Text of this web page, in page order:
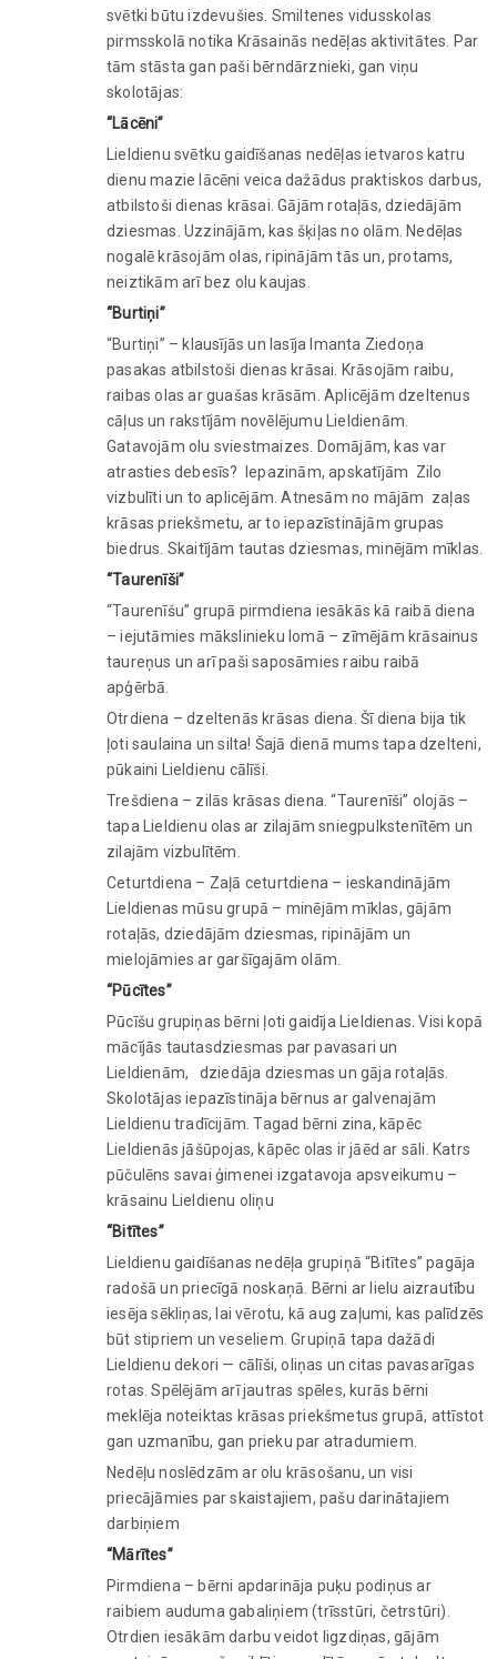
svētki būtu izdevušies. Smiltenes vidusskolas
pirmsskolā notika Krāsainās nedēļas aktivitātes. Par
tām stāsta gan paši bērndārznieki, gan viņu
skolotājas:
“Lācēni”
Lieldienu svētku gaidīšanas nedēļas ietvaros katru
dienu mazie lācēni veica dažādus praktiskos darbus,
atbilstoši dienas krāsai. Gājām rotaļās, dziedājām
dziesmas. Uzzinājām, kas šķiļas no olām. Nedēļas
nogalē krāsojām olas, ripinājām tās un, protams,
neiztikām arī bez olu kaujas.
“Burtiņi”
“Burtiņi” – klausījās un lasīja Imanta Ziedoņa
pasakas atbilstoši dienas krāsai. Krāsojām raibu,
raibas olas ar guašas krāsām. Aplicējām dzeltenus
cāļus un rakstījām novēlējumu Lieldienām.
Gatavojām olu sviestmaizes. Domājām, kas var
atrasties debesīs? Iepazinām, apskatījām Zilo
vizbulīti un to aplicējām. Atnesām no mājām zaļas
krāsas priekšmetu, ar to iepazīstinājām grupas
biedrus. Skaitījām tautas dziesmas, minējām mīklas.
“Taurenīši”
“Taurenīšu” grupā pirmdiena iesākās kā raibā diena
– iejutāmies mākslinieku lomā – zīmējām krāsainus
taureņus un arī paši saposāmies raibu raibā
apģērbā.
Otrdiena – dzeltenās krāsas diena. Šī diena bija tik
ļoti saulaina un silta! Šajā dienā mums tapa dzelteni,
pūkaini Lieldienu cālīši.
Trešdiena – zilās krāsas diena. “Taurenīši” olojās –
tapa Lieldienu olas ar zilajām sniegpulkstenītēm un
zilajām vizbulītēm.
Ceturtdiena – Zaļā ceturtdiena – ieskandinājām
Lieldienas mūsu grupā – minējām mīklas, gājām
rotaļās, dziedājām dziesmas, ripinājām un
mielojāmies ar garšīgajām olām.
“Pūcītes”
Pūcīšu grupiņas bērni ļoti gaidīja Lieldienas. Visi kopā
mācījās tautasdziesmas par pavasari un
Lieldienām, dziedāja dziesmas un gāja rotaļās.
Skolotājas iepazīstināja bērnus ar galvenajām
Lieldienu tradīcijām. Tagad bērni zina, kāpēc
Lieldienās jāšūpojas, kāpēc olas ir jāēd ar sāli. Katrs
pūčulēns savai ģimenei izgatavoja apsveikumu –
krāsainu Lieldienu oliņu
“Bitītes”
Lieldienu gaidīšanas nedēļa grupiņā “Bitītes” pagāja
radošā un priecīgā noskaņā. Bērni ar lielu aizrautību
iesēja sēkliņas, lai vērotu, kā aug zaļumi, kas palīdzēs
būt stipriem un veseliem. Grupiņā tapa dažādi
Lieldienu dekori — cālīši, oliņas un citas pavasarīgas
rotas. Spēlējām arī jautras spēles, kurās bērni
meklēja noteiktas krāsas priekšmetus grupā, attīstot
gan uzmanību, gan prieku par atradumiem.
Nedēļu noslēdzām ar olu krāsošanu, un visi
priecājāmies par skaistajiem, pašu darinātajiem
darbiņiem
“Mārītes”
Pirmdiena – bērni apdarināja puķu podiņus ar
raibiem auduma gabaliņiem (trīsstūri, četrstūri).
Otrdien iesākām darbu veidot ligzdiņas, gājām